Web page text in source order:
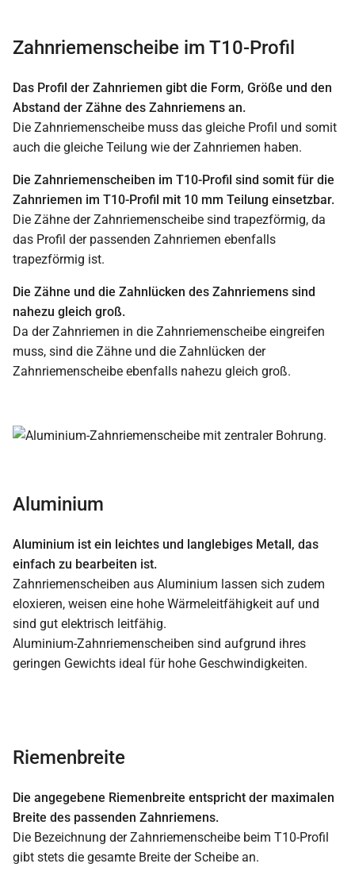
Zahnriemenscheibe im T10-Profil
Das Profil der Zahnriemen gibt die Form, Größe und den
Abstand der Zähne des Zahnriemens an.
Die Zahnriemenscheibe muss das gleiche Profil und somit
auch die gleiche Teilung wie der Zahnriemen haben.
Die Zahnriemenscheiben im T10-Profil sind somit für die
Zahnriemen im T10-Profil mit 10 mm Teilung einsetzbar.
Die Zähne der Zahnriemenscheibe sind trapezförmig, da
das Profil der passenden Zahnriemen ebenfalls
trapezförmig ist.
Die Zähne und die Zahnlücken des Zahnriemens sind
nahezu gleich groß.
Da der Zahnriemen in die Zahnriemenscheibe eingreifen
muss, sind die Zähne und die Zahnlücken der
Zahnriemenscheibe ebenfalls nahezu gleich groß.
Aluminium
Aluminium ist ein leichtes und langlebiges Metall, das
einfach zu bearbeiten ist.
Zahnriemenscheiben aus Aluminium lassen sich zudem
eloxieren, weisen eine hohe Wärmeleitfähigkeit auf und
sind gut elektrisch leitfähig.
Aluminium-Zahnriemenscheiben sind aufgrund ihres
geringen Gewichts ideal für hohe Geschwindigkeiten.
Riemenbreite
Die angegebene Riemenbreite entspricht der maximalen
Breite des passenden Zahnriemens.
Die Bezeichnung der Zahnriemenscheibe beim T10-Profil
gibt stets die gesamte Breite der Scheibe an.